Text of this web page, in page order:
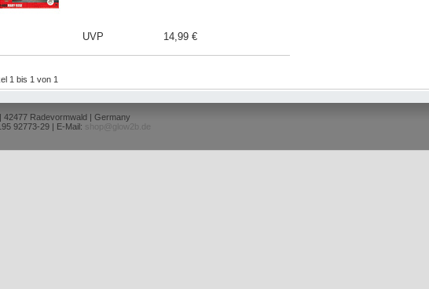
UVP 14,99 €
1 bis 1 von 1
Radevormwald | Germany
92773-29 | E-Mail:
shop@glow2b.de